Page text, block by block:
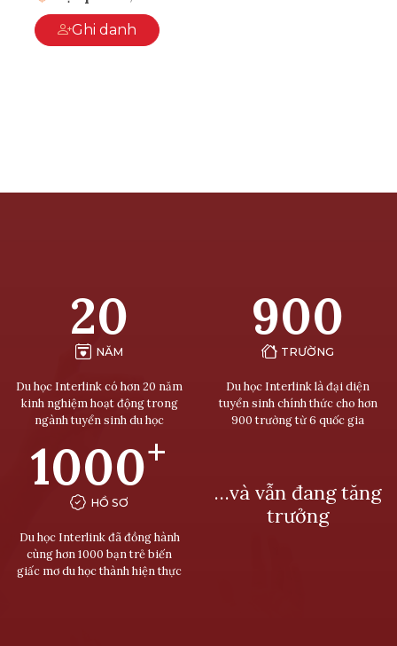
Ghi danh
20
NĂM
Du học Interlink có hơn 20 năm
kinh nghiệm hoạt động trong
ngành tuyển sinh du học
900
TRƯỜNG
Du học Interlink là đại diện
tuyển sinh chính thức cho hơn
900 trường từ 6 quốc gia
1000+
HỒ SƠ
Du học Interlink đã đồng hành
cùng hơn 1000 bạn trẻ biến
giấc mơ du học thành hiện thực
…và vẫn đang tăng
trưởng